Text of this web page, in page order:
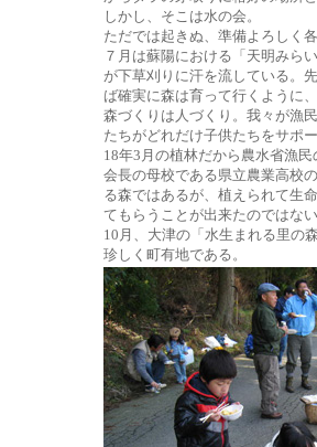
しかし、そこは水の会。
ただでは起きぬ、準備よろしく
７月は蘇陽における「天明みら
が下草刈りに汗を流している。
ば確実に森は育って行くように
森づくりは人づくり。我々が漁
たちがどれだけ子供たちをサポ
18年3月の植林だから農水省漁
会長の母校である県立農業高校
る森ではあるが、植えられて生
てもらうことが出来たのではない
10月、大津の「水生まれる里の
珍しく町有地である。